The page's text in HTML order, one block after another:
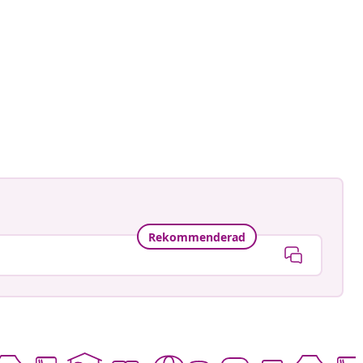
Rekommenderad